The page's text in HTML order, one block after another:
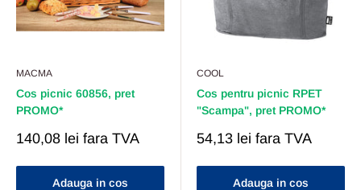
MACMA
Cos picnic 60856, pret
PROMO*
Pret
140,08 lei fara TVA
Adauga in cos
COOL
Cos pentru picnic RPET
"Scampa", pret PROMO*
Pret
54,13 lei fara TVA
Adauga in cos